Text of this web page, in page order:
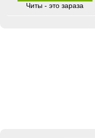
Читы - это зараза